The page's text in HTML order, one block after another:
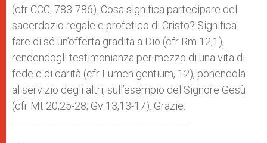
(cfr CCC, 783-786). Cosa significa partecipare del
sacerdozio regale e profetico di Cristo? Significa
fare di sé un’offerta gradita a Dio (cfr Rm 12,1),
rendendogli testimonianza per mezzo di una vita di
fede e di carità (cfr Lumen gentium, 12), ponendola
al servizio degli altri, sull’esempio del Signore Gesù
(cfr Mt 20,25-28; Gv 13,13-17). Grazie.